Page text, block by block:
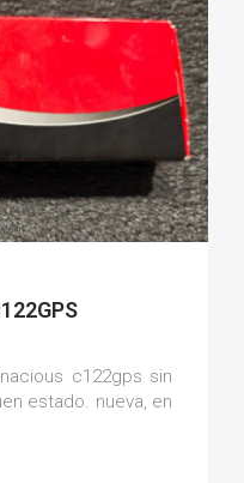
c122gps sin
estado. nueva, en